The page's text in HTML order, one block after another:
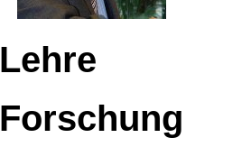
Lehre
Forschung